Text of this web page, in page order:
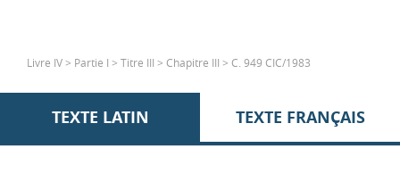
Livre IV > Partie I > Titre III > Chapitre III > C. 949 CIC/1983
TEXTE LATIN TEXTE FRANÇAIS